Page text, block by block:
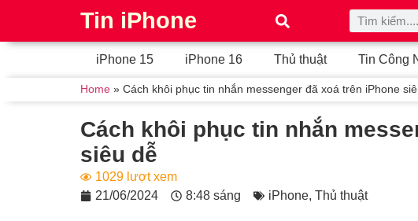
Tin iPhone
iPhone 15 iPhone 16 Thủ thuật Tin Công
Home » Cách khôi phục tin nhắn messenger đã xoá trên iPhone
Cách khôi phục tin nhắn
siêu dễ
1029 lượt xem
21/06/2024
8:48 sáng iPhone, Thủ thuật